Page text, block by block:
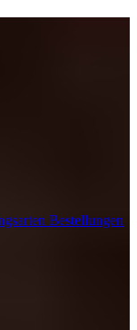
Bestellungen